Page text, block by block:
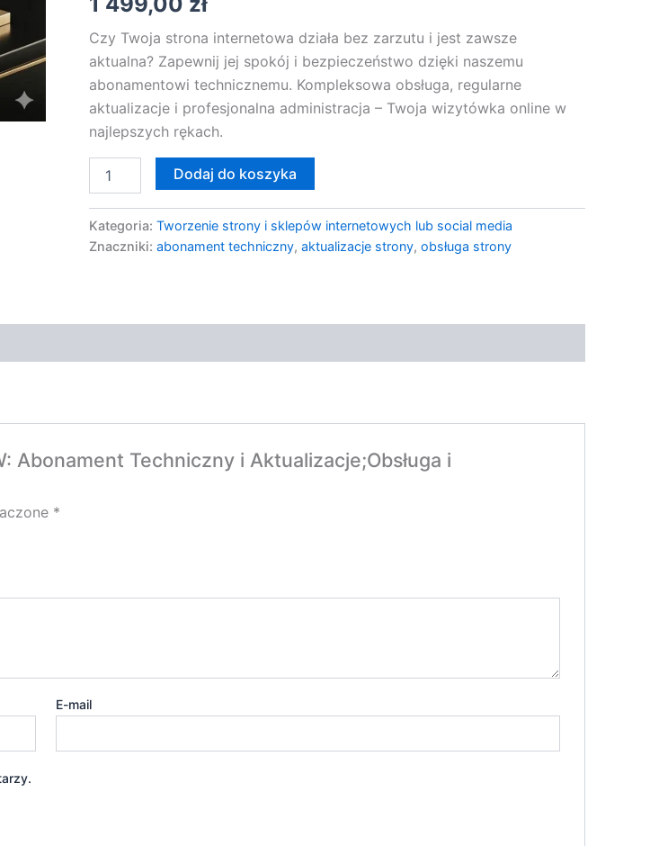
Czy Twoja strona internetowa działa bez zarzutu i jest zawsze
aktualna? Zapewnij jej spokój i bezpieczeństwo dzięki naszemu
abonamentowi technicznemu. Kompleksowa obsługa, regularne
aktualizacje i profesjonalna administracja – Twoja wizytówka online w
najlepszych rękach.
Dodaj do koszyka
Kategoria: Tworzenie strony i sklepów internetowych lub social media
Znaczniki: abonament techniczny, aktualizacje strony, obsługa strony
Abonament Techniczny i Aktualizacje;Obsługa i
*
E-mail